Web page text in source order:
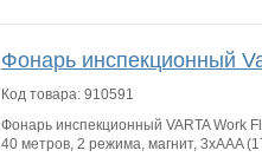
Фонарь инспекционный
Код товара: 910591
Фонарь инспекционный VARTA Work
40 метров, 2 режима, магнит, 3хААA